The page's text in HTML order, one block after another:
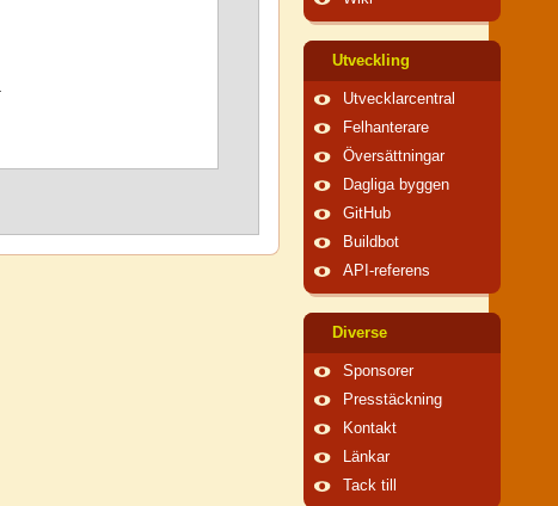
Utveckling
Utvecklarcentral
Felhanterare
Översättningar
Dagliga byggen
GitHub
Buildbot
API-referens
Diverse
Sponsorer
Presstäckning
Kontakt
Länkar
Tack till